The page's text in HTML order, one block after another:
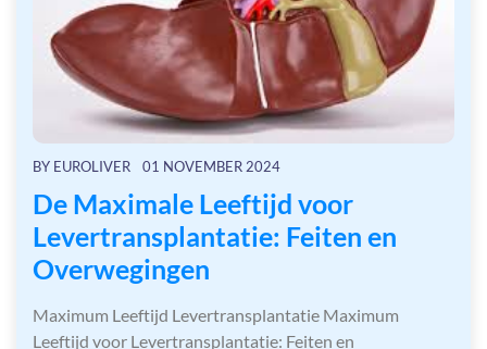
BY EUROLIVER 01 NOVEMBER 2024
De Maximale Leeftijd voor
Levertransplantatie: Feiten en
Overwegingen
Maximum Leeftijd Levertransplantatie Maximum
Leeftijd voor Levertransplantatie: Feiten en